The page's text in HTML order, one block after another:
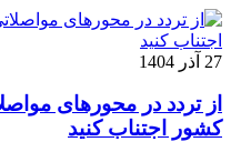
27 آذر 1404
از تردد در محورهای
کشور اجتناب کنید